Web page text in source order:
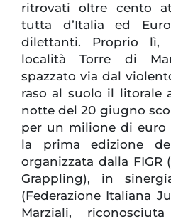
ritrovati oltre cento
tutta d’Italia ed
dilettanti. Proprio
località Torre di
spazzato via dal
raso al suolo il litorale
notte del 20 giugno
per un milione di euro
la prima edizione
organizzata dalla FIGR
Grappling), in
(Federazione Italiana
Marziali,